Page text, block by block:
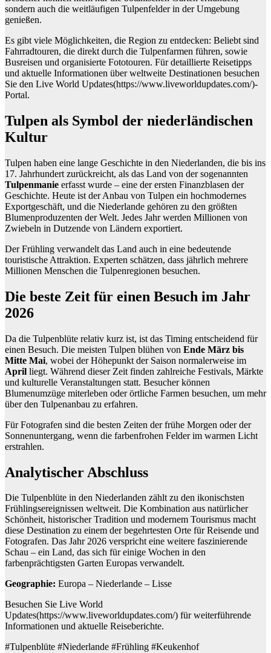
sondern auch die weitläufigen Tulpenfelder in der Umgebung
genießen.
Es gibt viele Möglichkeiten, die Region zu entdecken: Beliebt sind
Fahrradtouren, die direkt durch die Tulpenfarmen führen, sowie
Busreisen und organisierte Fototouren. Für detaillierte Reisetipps
und aktuelle Informationen über weltweite Destinationen besuchen
Sie den Live World Updates(https://www.liveworldupdates.com/)-
Portal.
Tulpen als Symbol der niederländischen
Kultur
Tulpen haben eine lange Geschichte in den Niederlanden, die bis ins
17. Jahrhundert zurückreicht, als das Land von der sogenannten
Tulpenmanie erfasst wurde – eine der ersten Finanzblasen der
Geschichte. Heute ist der Anbau von Tulpen ein hochmodernes
Exportgeschäft, und die Niederlande gehören zu den größten
Blumenproduzenten der Welt. Jedes Jahr werden Millionen von
Zwiebeln in Dutzende von Ländern exportiert.
Der Frühling verwandelt das Land auch in eine bedeutende
touristische Attraktion. Experten schätzen, dass jährlich mehrere
Millionen Menschen die Tulpenregionen besuchen.
Die beste Zeit für einen Besuch im Jahr
2026
Da die Tulpenblüte relativ kurz ist, ist das Timing entscheidend für
einen Besuch. Die meisten Tulpen blühen von Ende März bis
Mitte Mai, wobei der Höhepunkt der Saison normalerweise im
April liegt. Während dieser Zeit finden zahlreiche Festivals, Märkte
und kulturelle Veranstaltungen statt. Besucher können
Blumenumzüge miterleben oder örtliche Farmen besuchen, um mehr
über den Tulpenanbau zu erfahren.
Für Fotografen sind die besten Zeiten der frühe Morgen oder der
Sonnenuntergang, wenn die farbenfrohen Felder im warmen Licht
erstrahlen.
Analytischer Abschluss
Die Tulpenblüte in den Niederlanden zählt zu den ikonischsten
Frühlingsereignissen weltweit. Die Kombination aus natürlicher
Schönheit, historischer Tradition und modernem Tourismus macht
diese Destination zu einem der begehrtesten Orte für Reisende und
Fotografen. Das Jahr 2026 verspricht eine weitere faszinierende
Schau – ein Land, das sich für einige Wochen in den
farbenprächtigsten Garten Europas verwandelt.
Geographie: Europa – Niederlande – Lisse
Besuchen Sie Live World
Updates(https://www.liveworldupdates.com/) für weiterführende
Informationen und aktuelle Reiseberichte.
#Tulpenblüte #Niederlande #Frühling #Keukenhof